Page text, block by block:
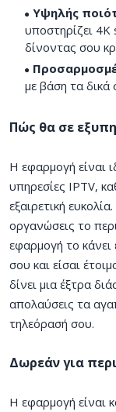
Υψηλής
υποστηρίζει
δίνοντας σου
με βάση τα δικά
Πώς θα σε
Η εφαρμογή είναι
υπηρεσίες IPTV,
εξαιρετική
οργανώσεις το
εφαρμογή το
σου και είσαι
δίνει μια έξτρα
απολαύσεις τα
τηλεόρασή σου.
Δωρεάν για
Η εφαρμογή είναι